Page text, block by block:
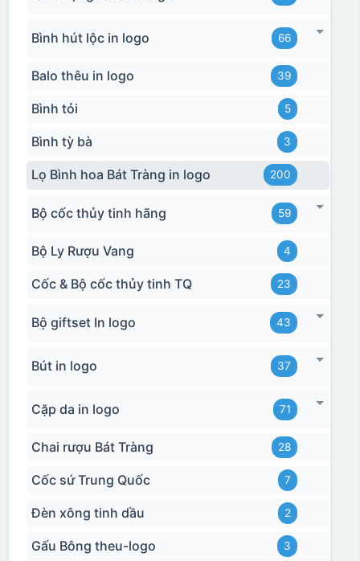
Chén sau khi được dán xong (chưa nung)
Bình hút lộc in logo 66
Balo thêu in logo 39
Bình tỏi 5
Bình tỳ bà 3
Lọ Bình hoa Bát Tràng in logo 200
Bộ cốc thủy tinh hãng 59
Bộ Ly Rượu Vang 4
Cốc & Bộ cốc thủy tinh TQ 23
Bộ giftset In logo 43
Bút in logo 37
Cặp da in logo 71
Chai rượu Bát Tràng 28
Cốc sứ Trung Quốc 7
Đèn xông tinh dầu 2
Gấu Bông theu-logo 3